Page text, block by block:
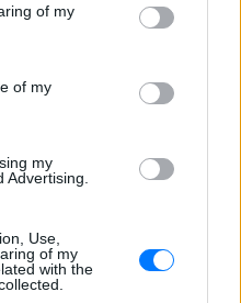
of my
of my
my
Advertising.
Use,
of my
with the